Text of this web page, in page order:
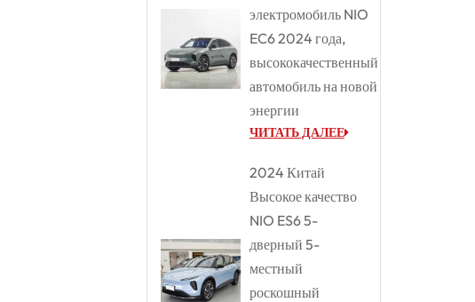
электромобиль NIO
EC6 2024 года,
высококачественный
автомобиль на новой
энергии
ЧИТАТЬ ДАЛЕЕ
2024 Китай
Высокое качество
NIO ES6 5-
дверный 5-
местный
роскошный